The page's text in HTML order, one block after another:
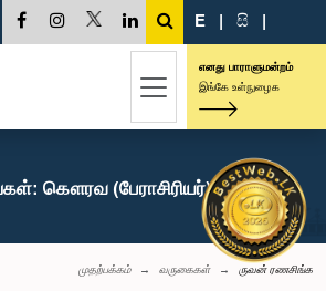
E | සි |
எனது பாராளுமன்றம்
இங்கே உள்நுழைக
கௌரவ (பேராசிரியர்) ருவன்
முதற்பக்கம் வருகைகள் ருவன் ரணசிங்க